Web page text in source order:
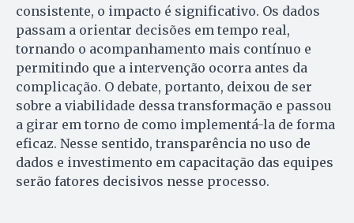
consistente, o impacto é significativo. Os dados
passam a orientar decisões em tempo real,
tornando o acompanhamento mais contínuo e
permitindo que a intervenção ocorra antes da
complicação. O debate, portanto, deixou de ser
sobre a viabilidade dessa transformação e passou
a girar em torno de como implementá-la de forma
eficaz. Nesse sentido, transparência no uso de
dados e investimento em capacitação das equipes
serão fatores decisivos nesse processo.